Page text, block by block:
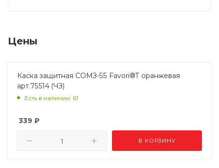
Цены
Каска защитная СОМЗ-55 Favori®T оранжевая
арт.75514 (ЧЗ)
Есть в наличии: 61
339 ₽
В КОРЗИНУ